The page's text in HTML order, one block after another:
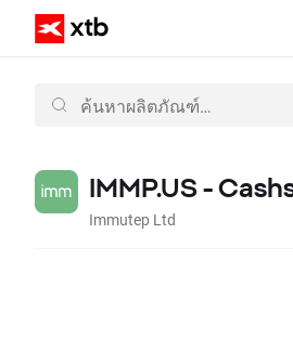
IMMP.US -
Immutep Ltd